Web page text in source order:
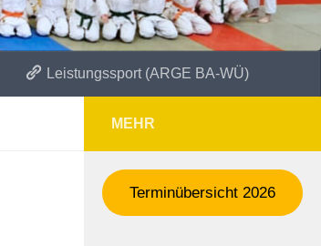
Leistungssport (ARGE BA-WÜ)
MEHR
Terminübersicht 2026